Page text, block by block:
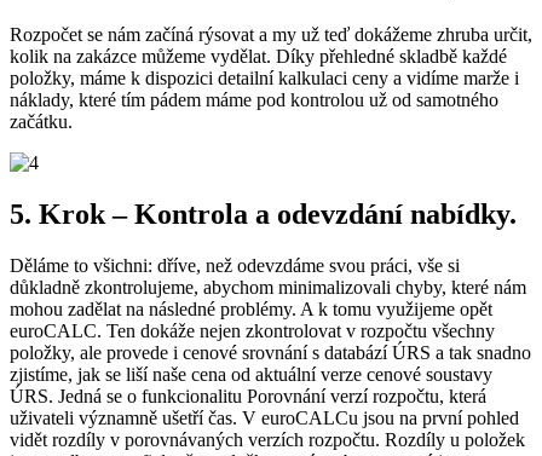
Rozpočet se nám začíná rýsovat a my už teď dokážeme zhruba určit,
kolik na zakázce můžeme vydělat. Díky přehledné skladbě každé
položky, máme k dispozici detailní kalkulaci ceny a vidíme marže i
náklady, které tím pádem máme pod kontrolou už od samotného
začátku.
5. Krok – Kontrola a odevzdání nabídky.
Děláme to všichni: dříve, než odevzdáme svou práci, vše si
důkladně zkontrolujeme, abychom minimalizovali chyby, které nám
mohou zadělat na následné problémy. A k tomu využijeme opět
euroCALC. Ten dokáže nejen zkontrolovat v rozpočtu všechny
položky, ale provede i cenové srovnání s databází ÚRS a tak snadno
zjistíme, jak se liší naše cena od aktuální verze cenové soustavy
ÚRS. Jedná se o funkcionalitu Porovnání verzí rozpočtu, která
uživateli významně ušetří čas. V euroCALCu jsou na první pohled
vidět rozdíly v porovnávaných verzích rozpočtu. Rozdíly u položek